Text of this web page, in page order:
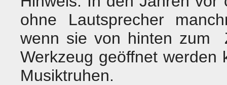
ohne Lautsprecher
wenn sie von hinten zum
Werkzeug geöffnet
Musiktruhen.